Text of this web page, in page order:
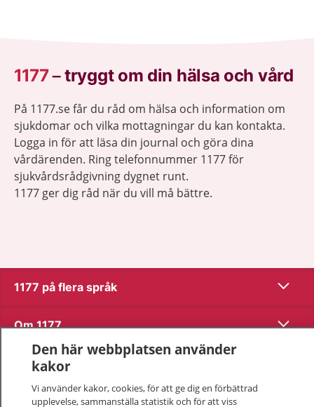
1177–tryggt om din hälsa och vård
På 1177.se får du råd om hälsa och information om
sjukdomar och vilka mottagningar du kan kontakta.
Logga in för att läsa din journal och göra dina
vårdärenden. Ring telefonnummer 1177 för
sjukvårdsrådgivning dygnet runt.
1177 ger dig råd när du vill må bättre.
1177 på flera språk Visa
Om 1177 Visa
Kontakt
Den här webbplatsen använder
kakor
Vi använder kakor, cookies, för att ge dig en förbättrad
upplevelse, sammanställa statistik och för att viss